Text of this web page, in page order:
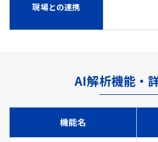
現場との連携
AI解析機能・
機能名